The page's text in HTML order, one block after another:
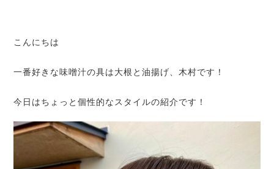
こんにちは
一番好きな味噌汁の具は大根と油揚げ、木村です！
今日はちょっと個性的なスタイルの紹介です！